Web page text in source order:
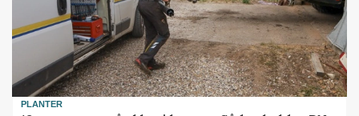
PLANTER